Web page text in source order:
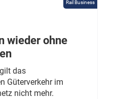
Rail Business
wieder ohne
das
Güterverkehr im
nicht mehr.